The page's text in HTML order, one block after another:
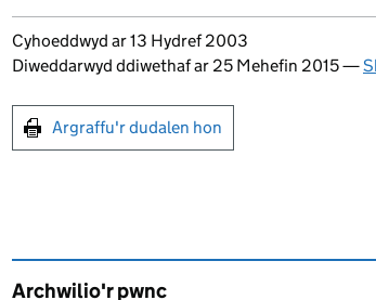
Updates to this page
Cyhoeddwyd ar 13 Hydref 2003
Diweddarwyd ddiwethaf ar 25 Mehefin 2015—
Argraffu'r dudalen hon
Argraffu'r dudalen hon
Archwilio'r pwnc